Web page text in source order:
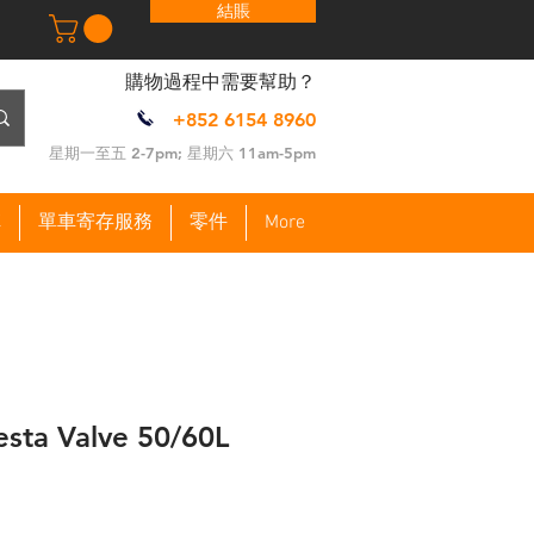
結賬
​購物過程中需要幫助？
+852 6154 8960
​星期一至五 2-7pm; 星期六 11am-5pm
單車寄存服務 零件 More
Valve 50/60L